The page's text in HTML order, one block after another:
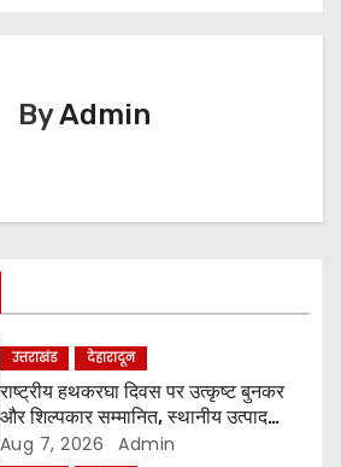
ByAdmin
उत्तराखंड देहारादून
राष्ट्रीय हथकरघा दिवस पर उत्कृष्ट बुनकर
और शिल्पकार सम्मानित, स्थानीय उत्पाद
अपनाने का आह्वान
Aug 7, 2026 Admin